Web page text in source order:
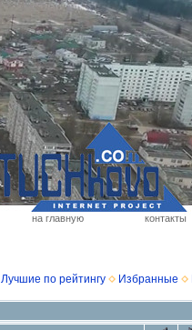
на главную
контакты
Лучшие по рейтингу Избранные